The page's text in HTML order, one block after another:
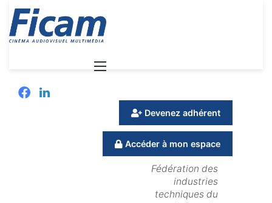
Facebook
Devenez adhérent
Accéder à mon espace
Fédération des
industries
techniques du